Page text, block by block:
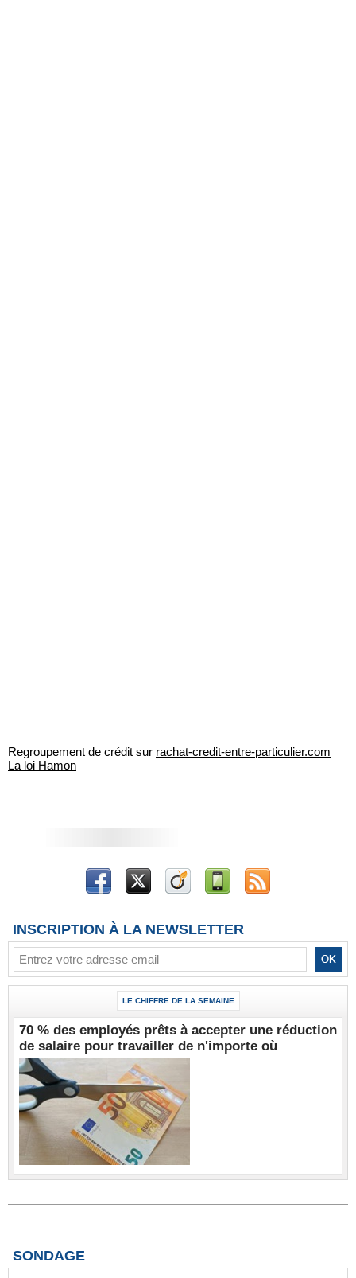
Regroupement de crédit sur rachat-credit-entre-particulier.com
La loi Hamon
INSCRIPTION À LA NEWSLETTER
LE CHIFFRE DE LA SEMAINE
70 % des employés prêts à accepter une réduction
de salaire pour travailler de n'importe où
SONDAGE